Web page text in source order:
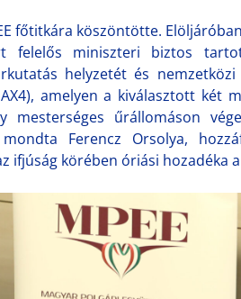
főtitkára köszöntötte.
felelős miniszteri biztos
helyzetét és
amelyen a kiválasztott két
mesterséges űrállomáson
Ferencz Orsolya,
ifjúság körében óriási hozadéka